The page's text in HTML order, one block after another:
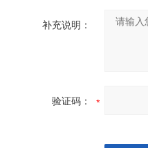
补充说明：
验证码：